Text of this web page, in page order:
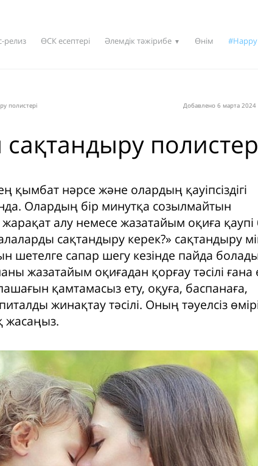
релиз ӨСК есептері Әлемдік тәжірибе ▼ Өнім
полистері Добавлено 6 мартa 2024
қымбат нәрсе және олардың қауіпсіздігі
Олардың бір минутқа созылмайтын
жарақат алу немесе жазатайым оқиға қаупі
сақтандыру керек?» сақтандыру
шетелге сапар шегу кезінде пайда
жазатайым оқиғадан қорғау тәсілі ғана
қамтамасыз ету, оқуға, баспанаға,
жинақтау тәсілі. Оның тәуелсіз
жасаңыз.